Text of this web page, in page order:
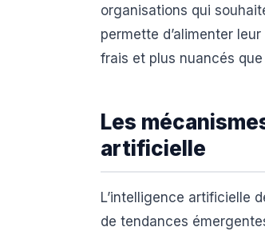
organisations qui
permette d’alimenter
frais et plus nuancés
Les
artificielle
L’intelligence artificielle
de tendances